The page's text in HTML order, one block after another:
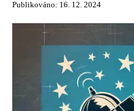
Publikováno: 16. 12. 2024